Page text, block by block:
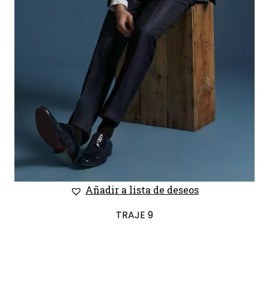
Añadir a lista de deseos
TRAJE 9